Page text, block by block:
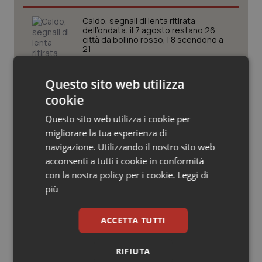
Veneto
Oncoematologia
Psoriasi & pelle
Quotidiano Cardiologia
Quotidiano Chirurgia
Quotidiano Oncologia
Quotidiano Pediatria
Rene & patologie urogenitali
Caldo, segnali di lenta ritirata
dell’ondata: il 7 agosto restano 26
città da bollino rosso, l’8 scendono a
21
alla salute della mammella: accordo
Breast Unit
AI Act, in vigore gli obblighi di
trasparenza: cosa cambia per sanità
e servizi rivolti ai cittadini
Bolzano torna in giallo
Questo sito web utilizza
cookie
Questo sito web utilizza i cookie per
migliorare la tua esperienza di
navigazione. Utilizzando il nostro sito web
acconsenti a tutti i cookie in conformità
con la nostra policy per i cookie. Leggi di
più
ACCETTA TUTTI
RIFIUTA